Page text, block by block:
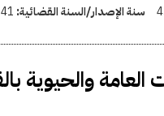
سنة الإصدار/السنة القضائية: 41